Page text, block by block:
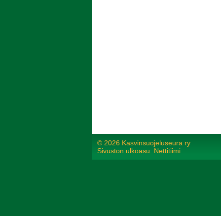
© 2026 Kasvinsuojeluseura ry
Sivuston ulkoasu: Nettitiimi